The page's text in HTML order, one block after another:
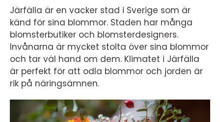
Järfälla är en vacker stad i Sverige som är
känd för sina blommor. Staden har många
blomsterbutiker och blomsterdesigners.
Invånarna är mycket stolta över sina blommor
och tar väl hand om dem. Klimatet i Järfälla
är perfekt för att odla blommor och jorden är
rik på näringsämnen.